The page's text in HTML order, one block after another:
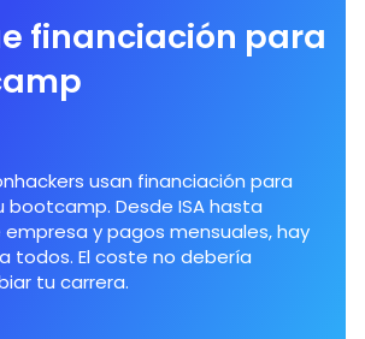
financiación para
usan financiación para
bootcamp. Desde ISA hasta
y pagos mensuales, hay
todos. El coste no debería
tu carrera.